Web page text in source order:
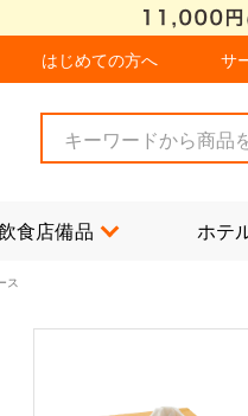
はじめての方へ サ
食店備品 ホテ
ス